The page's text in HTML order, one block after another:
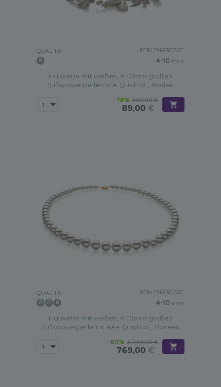
QUALITÄT: PERLENGRÖSSE:
4-10 mm
Halskette mit weißen, 4-10mm großen
Süßwasserperlen in A-Qualität , Kirsten
-78% 399,00 €
89,00 €
QUALITÄT: PERLENGRÖSSE:
4-10 mm
Halskette mit weißen, 4-10mm großen
Süßwasserperlen in AAA-Qualität , Darleen
-80% 3.799,00 €
769,00 €